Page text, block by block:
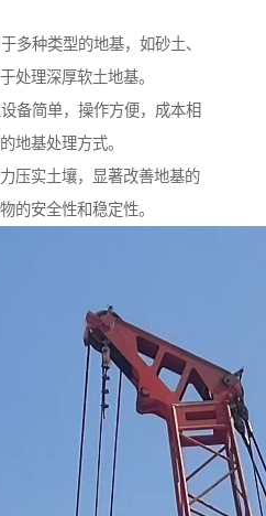
多种类型的地基，如砂土、
处理深厚软土地基。
备简单，操作方便，成本相
地基处理方式。
压实土壤，显著改善地基的
的安全性和稳定性。